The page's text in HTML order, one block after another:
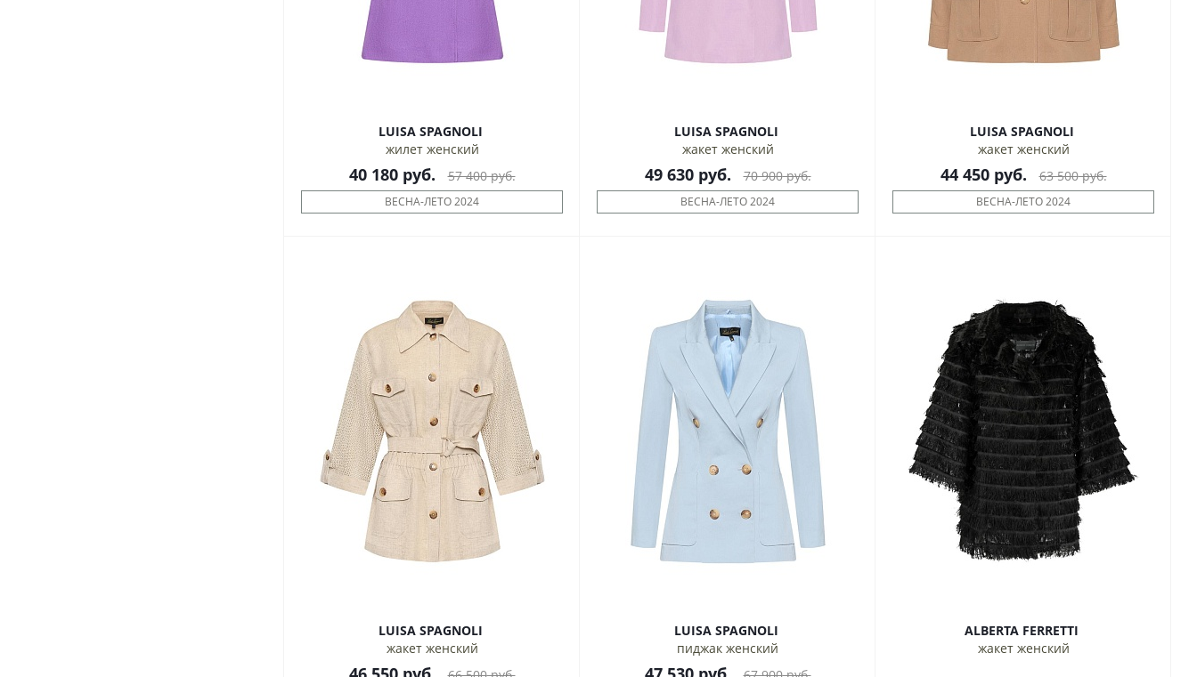
LUISA SPAGNOLI
жилет женский
40 180руб. 57 400руб.
ВЕСНА-ЛЕТО 2024
LUISA SPAGNOLI
жакет женский
49 630руб. 70 900руб.
ВЕСНА-ЛЕТО 2024
LUISA SPAGNOLI
жакет женский
44 450руб. 63 500руб.
ВЕСНА-ЛЕТО 2024
LUISA SPAGNOLI
жакет женский
LUISA SPAGNOLI
пиджак женский
ALBERTA FERRETTI
жакет женский